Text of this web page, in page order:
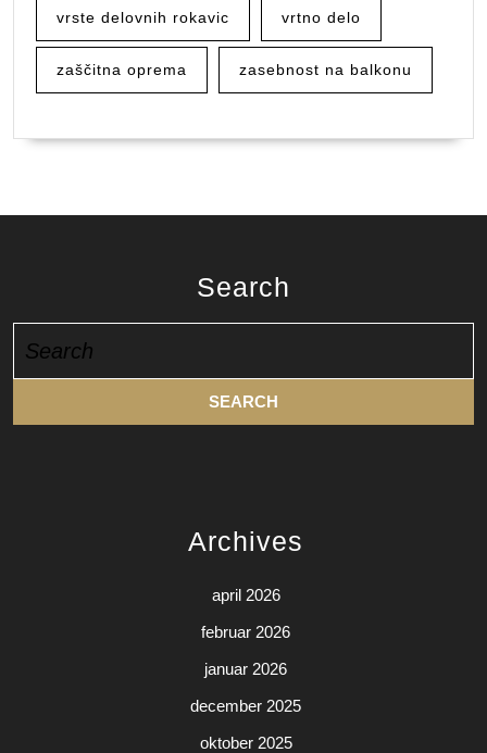
vrste delovnih rokavic vrtno delo
zaščitna oprema zasebnost na balkonu
Search
for:
Archives
april 2026
februar 2026
januar 2026
december 2025
oktober 2025